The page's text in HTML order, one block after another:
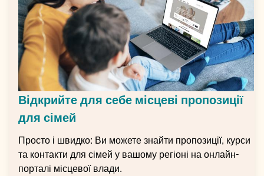
Відкрийте для себе місцеві пропозиції
для сімей
Просто і швидко: Ви можете знайти пропозиції, курси
та контакти для сімей у вашому регіоні на онлайн-
порталі місцевої влади.